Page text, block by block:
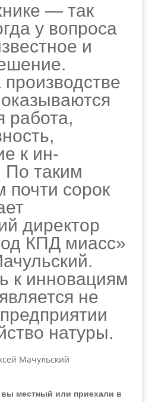
— так
у воп­роса
и
работа,
к ин­
По таким
почти сорок
директор
КПД миасс»
к инновациям
не
натуры.
местный или приехали в